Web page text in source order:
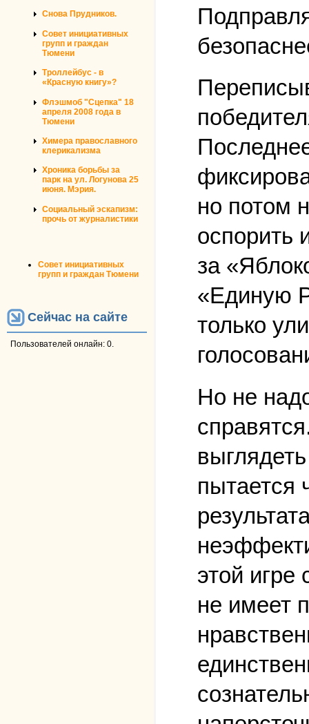
Снова Прудников.
Совет инициативных
групп и граждан
Тюмени
Троллейбус - в
«Красную книгу»?
Флэшмоб "Сцепка" 18
апреля 2008 года в
Тюмени
Химера православного
клерикализма
Хроника борьбы за
парк на ул. Логунова 25
июня. Мэрия.
Социальный эскапизм:
прочь от журналистики
Совет инициативных
групп и граждан Тюмени
Сейчас на сайте
Пользователей онлайн: 0.
но потом
оспорить
за
«Единую
только
Но не
пытается
этой игре
не имеет